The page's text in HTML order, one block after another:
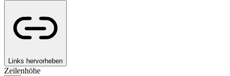
Links hervorheben
Zeilenhöhe